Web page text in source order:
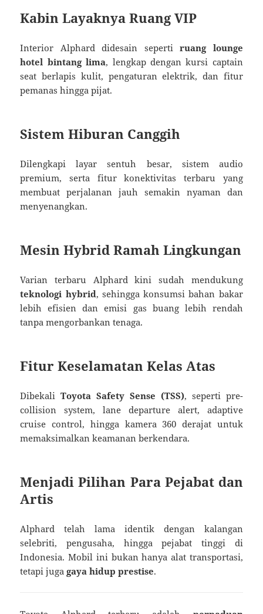
Kabin Layaknya Ruang VIP
Interior Alphard didesain sepertiruang lounge
hotel bintang lima, lengkap dengan kursi captain
seat berlapis kulit, pengaturan elektrik, dan fitur
pemanas hingga pijat.
Sistem Hiburan Canggih
Dilengkapi layar sentuh besar, sistem audio
premium, serta fitur konektivitas terbaru yang
membuat perjalanan jauh semakin nyaman dan
menyenangkan.
Mesin Hybrid Ramah Lingkungan
Varian terbaru Alphard kini sudah mendukung
teknologi hybrid, sehingga konsumsi bahan bakar
lebih efisien dan emisi gas buang lebih rendah
tanpa mengorbankan tenaga.
Fitur Keselamatan Kelas Atas
DibekaliToyota Safety Sense (TSS), seperti pre-
collision system, lane departure alert, adaptive
cruise control, hingga kamera 360 derajat untuk
memaksimalkan keamanan berkendara.
Menjadi Pilihan Para Pejabat dan
Artis
Alphard telah lama identik dengan kalangan
selebriti, pengusaha, hingga pejabat tinggi di
Indonesia. Mobil ini bukan hanya alat transportasi,
tetapi jugagaya hidup prestise.